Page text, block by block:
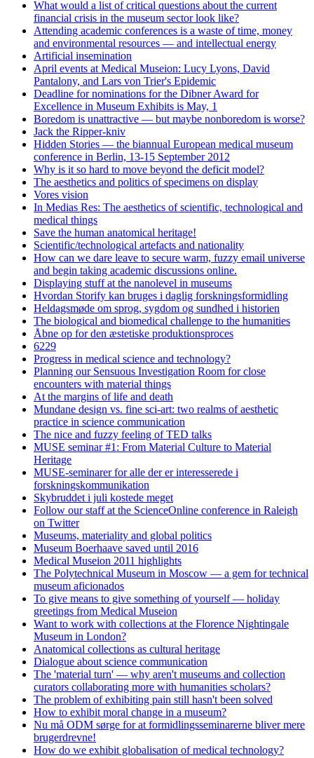
What would a list of critical questions about the current
financial crisis in the museum sector look like?
Attending academic conferences is a waste of time, money
and environmental resources — and intellectual energy
Artificial insemination
April events at Medical Museion: Lucy Lyons, David
Pantalony, and Lars von Trier's Epidemic
Deadline for nominations for the Dibner Award for
Excellence in Museum Exhibits is May, 1
Boredom is unattractive — but maybe nonboredom is worse?
Jack the Ripper-kniv
Hidden Stories — the biannual European medical museum
conference in Berlin, 13-15 September 2012
Why is it so hard to move beyond the deficit model?
The aesthetics and politics of specimens on display
Vores vision
In Medias Res: The aesthetics of scientific, technological and
medical things
Save the human anatomical heritage!
Scientific/technological artefacts and nationality
How can we dare leave to secure warm, fuzzy email universe
and begin taking academic discussions online.
Displaying stuff at the nanolevel in museums
Hvordan Storify kan bruges i daglig forskningsformidling
Heldagsmøde om sprog, sygdom og sundhed i historien
The biological and biomedical challenge to the humanities
Åbne op for den æstetiske produktionsproces
6229
Progress in medical science and technology?
Planning our Sensuous Investigation Room for close
encounters with material things
At the margins of life and death
Mundane design vs. fine sci-art: two realms of aesthetic
practice in science communication
The nice and fuzzy feeling of TED talks
MUSE seminar #1: From Material Culture to Material
Heritage
MUSE-seminarer for alle der er interesserede i
forskningskommunikation
Skybruddet i juli kostede meget
Follow our staff at the ScienceOnline conference in Raleigh
on Twitter
Museums, materiality and global politics
Museum Boerhaave saved until 2016
Medical Museion 2011 highlights
The Polytechnical Museum in Moscow — a gem for technical
museum aficionados
To give means to give something of yourself — holiday
greetings from Medical Museion
Want to work with collections at the Florence Nightingale
Museum in London?
Anatomical collections as cultural heritage
Dialogue about science communication
The 'material turn' — why aren't museums and collection
curators collaborating more with humanities scholars?
The problem of exhibiting pain still hasn't been solved
How to exhibit moral change in a museum?
Nu må ODM sørge for at formidlingsseminarerne bliver mere
brugerdrevne!
How do we exhibit globalisation of medical technology?